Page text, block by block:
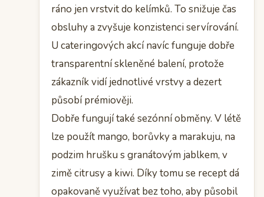
ráno jen vrstvit do kelímků. To snižuje čas
obsluhy a zvyšuje konzistenci servírování.
U cateringových akcí navíc funguje dobře
transparentní skleněné balení, protože
zákazník vidí jednotlivé vrstvy a dezert
působí prémiověji.
Dobře fungují také sezónní obměny. V létě
lze použít mango, borůvky a marakuju, na
podzim hrušku s granátovým jablkem, v
zimě citrusy a kiwi. Díky tomu se recept dá
opakovaně využívat bez toho, aby působil